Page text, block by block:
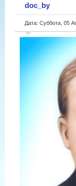
doc_by
Дата: Суббота, 05